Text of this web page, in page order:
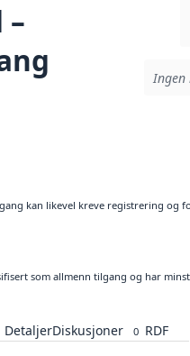
kan likevel kreve registrering og
som allmenn tilgang og har
DetaljerDiskusjoner 0 RDF